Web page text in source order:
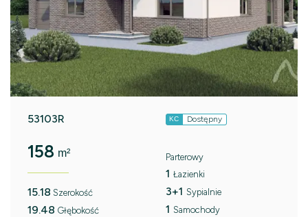
53103R KC Dostępny
158 m²
15.18 Szerokość
19.48 Głębokość
Parterowy
1 Łazienki
3+1 Sypialnie
1 Samochody